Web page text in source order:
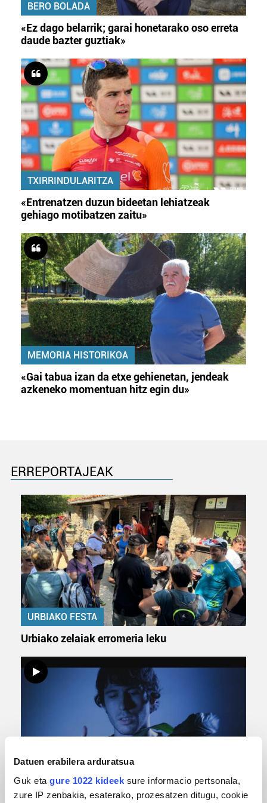
Datuen erabilera arduratsua
Guk eta gure 1022 kideek sure informacio pertsonala,
zure IP zenbakia, esaterako, prozesatzen ditugu, cookie
BERO BOLADA
«Ez dago belarrik; garai honetarako oso erreta
daude bazter guztiak»
TXIRRINDULARITZA
«Entrenatzen duzun bideetan lehiatzeak
gehiago motibatzen zaitu»
MEMORIA HISTORIKOA
«Gai tabua izan da etxe gehienetan, jendeak
azkeneko momentuan hitz egin du»
ERREPORTAJEAK
URBIAKO FESTA
Urbiako zelaiak erromeria leku
MUSIKA
Odik berria ezagutzeko aukera 'KimiK' eta